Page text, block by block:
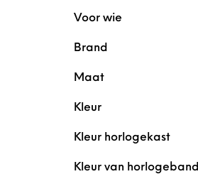
Voor wie
Brand
Maat
Kleur
Kleur horlogekast
Kleur van horlogeband